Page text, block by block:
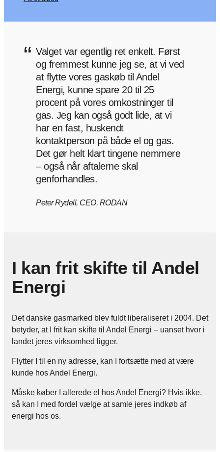
“ Valget var egentlig ret enkelt. Først
og fremmest kunne jeg se, at vi ved
at flytte vores gaskøb til Andel
Energi, kunne spare 20 til 25
procent på vores omkostninger til
gas. Jeg kan også godt lide, at vi
har en fast, huskendt
kontaktperson på både el og gas.
Det gør helt klart tingene nemmere
– også når aftalerne skal
genforhandles.
Peter Rydell, CEO, RODAN
I kan frit skifte til Andel
Energi
Det danske gasmarked blev fuldt liberaliseret i 2004. Det
betyder, at I frit kan skifte til Andel Energi – uanset hvor i
landet jeres virksomhed ligger.
Flytter I til en ny adresse, kan I fortsætte med at være
kunde hos Andel Energi.
Måske køber I allerede el hos Andel Energi? Hvis ikke,
så kan I med fordel vælge at samle jeres indkøb af
energi hos os.